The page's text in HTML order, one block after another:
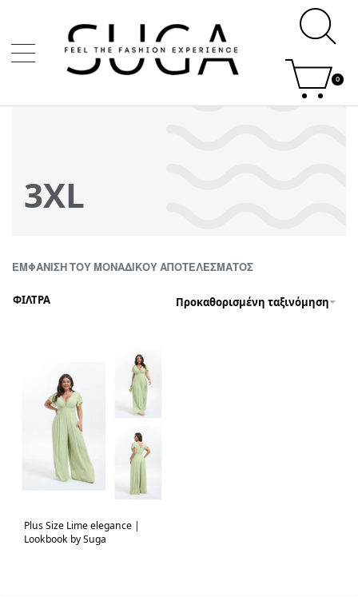
0
3XL
ΕΜΦΆΝΙΣΗ ΤΟΥ ΜΟΝΑΔΙΚΟΎ ΑΠΟΤΕΛΈΣΜΑΤΟΣ
Προκαθορισμένη ταξινόμηση
ΦΙΛΤΡΑ
Plus Size Lime elegance |
Lookbook by Suga